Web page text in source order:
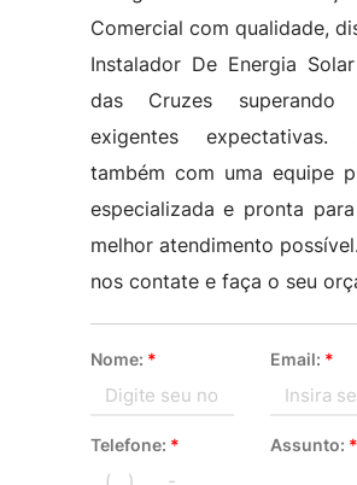
Comercial com qualidade,
Instalador De Energia
das Cruzes
exigentes expectativas.
também com uma equipe
especializada e pronta
melhor atendimento
nos contate e faça o seu
Nome: * Email: *
Telefone: * Assunto: *